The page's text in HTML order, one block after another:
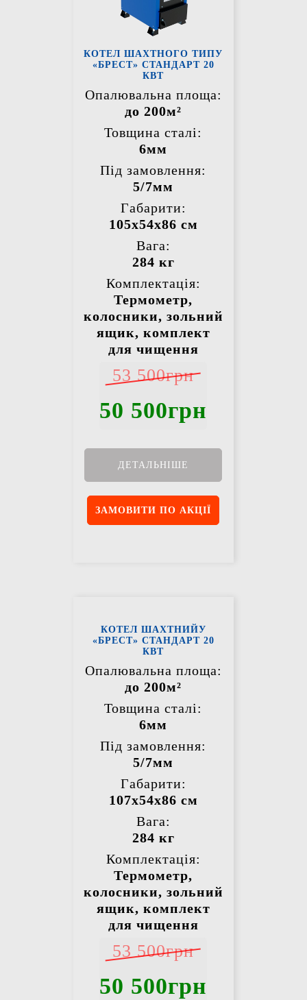
КОТЕЛ ШАХТНОГО ТИПУ
«БРЕСТ» СТАНДАРТ 20
КВТ
Опалювальна площа:
до 200м²
Товщина сталі:
6мм
Під замовлення:
5/7мм
Габарити:
105х54х86 см
Вага:
284 кг
Комплектація:
Термометр,
колосники, зольний
ящик, комплект
для чищення
53 500грн
50 500грн
ДЕТАЛЬНІШЕ
ЗАМОВИТИ ПО АКЦІЇ
КОТЕЛ ШАХТНИЙУ
«БРЕСТ» СТАНДАРТ 20
КВТ
Опалювальна площа:
до 200м²
Товщина сталі:
6мм
Під замовлення:
5/7мм
Габарити:
107х54х86 см
Вага:
284 кг
Комплектація:
Термометр,
колосники, зольний
ящик, комплект
для чищення
53 500грн
50 500грн